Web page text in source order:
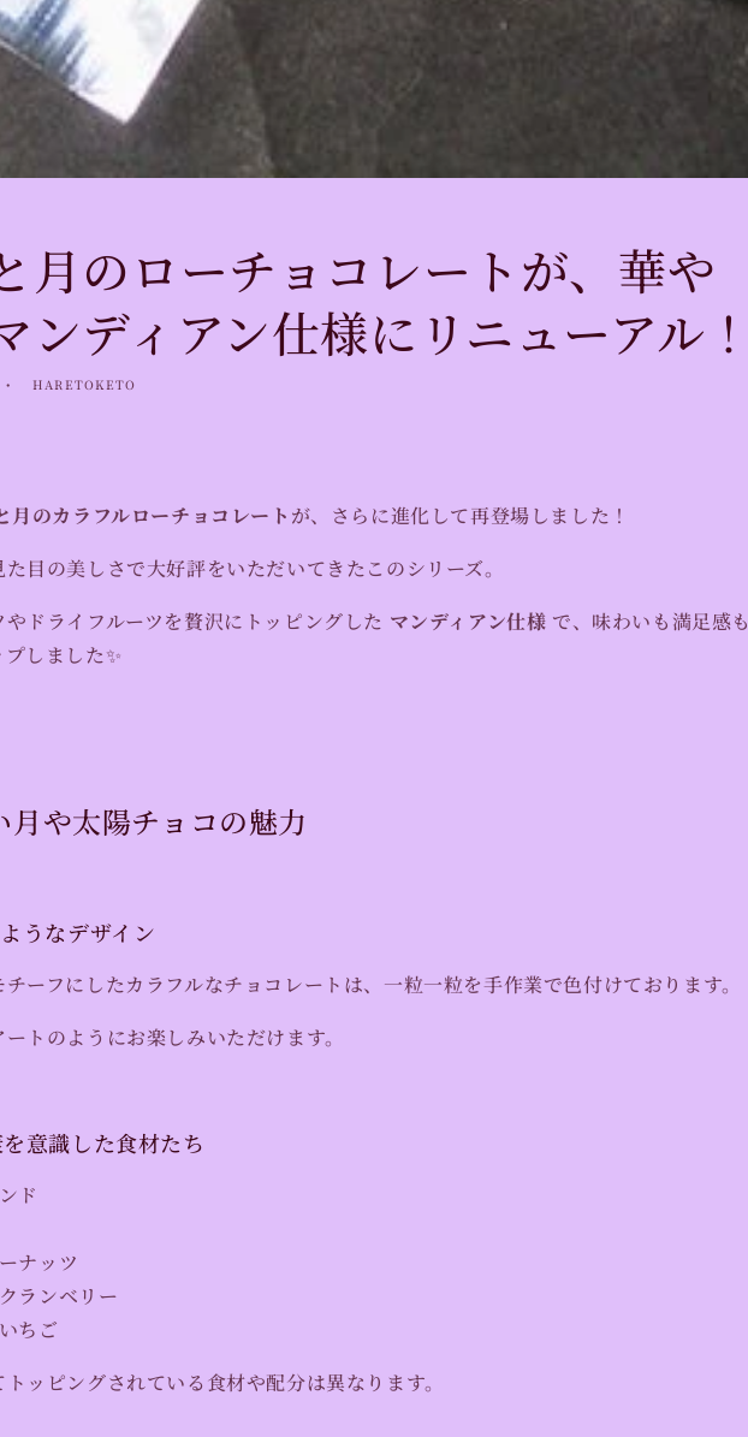
月のローチョコレートが、華や
ンディアン仕様にリニューアル！
HARETOKETO
月のカラフルローチョコレート が、さらに進化して再登場しました！
目の美しさで大好評をいただいてきたこのシリーズ。
ドライフルーツを贅沢にトッピングした マンディアン仕様 で、味わいも満足感も
しました✨
月や太陽チョコの魅力
うなデザイン
ーフにしたカラフルなチョコレートは、一粒一粒を手作業で色付けております。
トのようにお楽しみいただけます。
意識した食材たち
ド
ナッツ
ランベリー
ちご
ッピングされている食材や配分は異なります。